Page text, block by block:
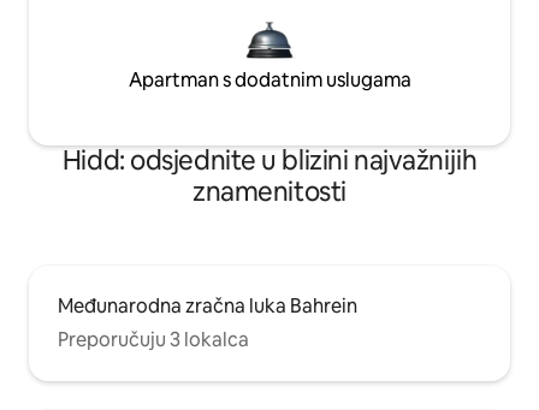
Apartman s dodatnim uslugama
Hidd: odsjednite u blizini najvažnijih
znamenitosti
Međunarodna zračna luka Bahrein
Preporučuju 3 lokalca